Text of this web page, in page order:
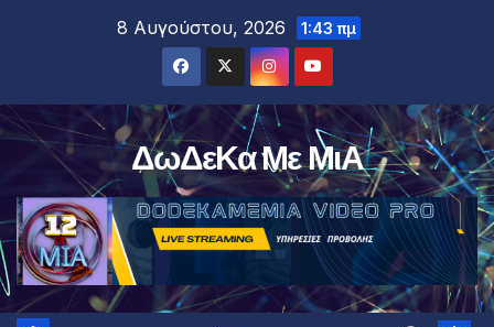
8 Αυγούστου, 2026 1:43 πμ
ΔωΔεΚα Με ΜιΑ